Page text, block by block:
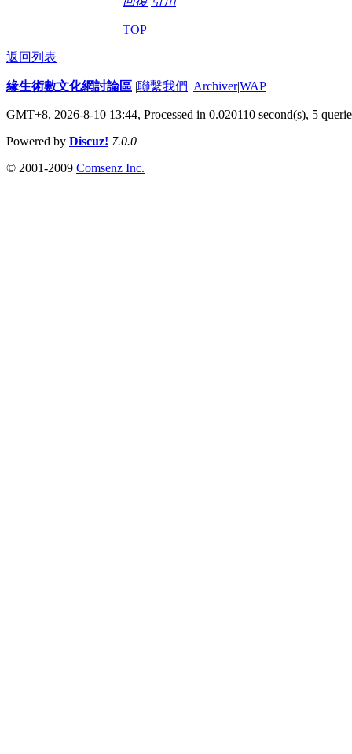
TOP
返回列表
緣生術數文化網討論區 |聯繫我們 |Archiver|WAP
GMT+8, 2026-8-10 13:44, Processed in 0.020110 second(s), 5
Powered by Discuz! 7.0.0
© 2001-2009 Comsenz Inc.